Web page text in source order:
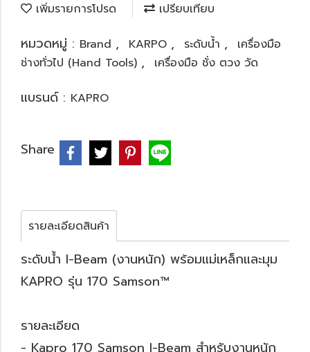
เพิ่มรายการโปรด เปรียบเทียบ
หมวดหมู่ : Brand , KARPO , ระดับน้ำ ,
เครื่องมือ
ช่างทั่วไป (Hand Tools) , เครื่องมือ ชั่ง ตวง วัด
แบรนด์ : KAPRO
Share
รายละเอียดสินค้า
ระดับน้ำ I-Beam (งานหนัก) พร้อมแม่เหล็กและมุม
KAPRO รุ่น 170 Samson™
รายละเอียด
- Kapro 170 Samson I-Beam สำหรับงานหนัก